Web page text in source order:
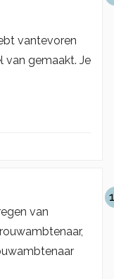
vantevoren
van gemaakt. Je
van